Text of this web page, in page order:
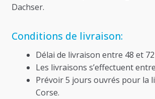
Dachser.
Conditions de livraison:
Délai de livraison entre 48 et
Les livraisons s’effectuent
Prévoir 5 jours ouvrés pour la
Corse.